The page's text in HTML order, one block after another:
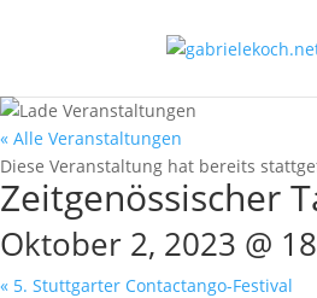
« Alle Veranstaltungen
Diese Veranstaltung hat bereits
Zeitgenössischer
Oktober 2, 2023 @
« 5. Stuttgarter Contactango-Festival